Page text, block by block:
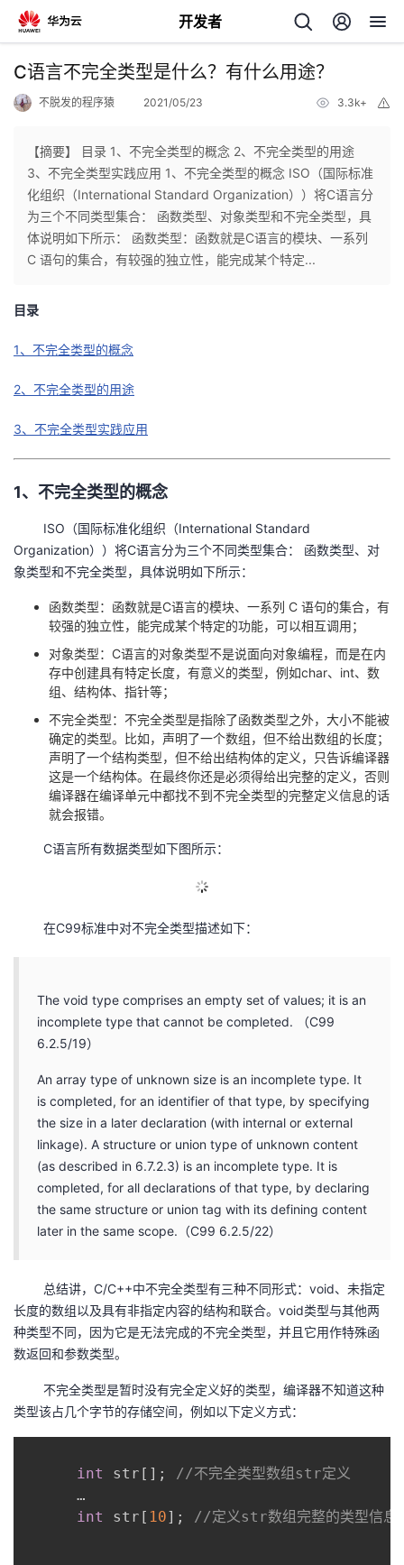
开发者
返
个
人
主
页
我
的
开
发
者
的
博
客
我
的
论
坛
我
的
圈
我
的
我
我
的
开
发
堂
我
的
我
我
的
Programs
我
的
我
的
技
我
的
C语言不完全类型是什么？有什么用途？
不脱发的程序猿 2021/05/23 3.3k+
【摘要】 目录 1、不完全类型的概念 2、不完全类型的用途
3、不完全类型实践应用 1、不完全类型的概念 ISO（国际标准
化组织（International Standard Organization））将C语言分
为三个不同类型集合： 函数类型、对象类型和不完全类型，具
体说明如下所示： 函数类型：函数就是C语言的模块、一系列
C 语句的集合，有较强的独立性，能完成某个特定...
目录
1、不完全类型的概念
2、不完全类型的用途
3、不完全类型实践应用
1、不完全类型的概念
ISO（国际标准化组织（International Standard
Organization））将C语言分为三个不同类型集合： 函数类型、对
象类型和不完全类型，具体说明如下所示：
函数类型：函数就是C语言的模块、一系列 C 语句的集合，有
较强的独立性，能完成某个特定的功能，可以相互调用；
对象类型：C语言的对象类型不是说面向对象编程，而是在内
存中创建具有特定长度，有意义的类型，例如char、int、数
组、结构体、指针等；
不完全类型：不完全类型是指除了函数类型之外，大小不能被
确定的类型。比如，声明了一个数组，但不给出数组的长度；
声明了一个结构类型，但不给出结构体的定义，只告诉编译器
这是一个结构体。在最终你还是必须得给出完整的定义，否则
编译器在编译单元中都找不到不完全类型的完整定义信息的话
就会报错。
C语言所有数据类型如下图所示：
在C99标准中对不完全类型描述如下：
The void type comprises an empty set of values; it is an
incomplete type that cannot be completed. （C99
6.2.5/19）
An array type of unknown size is an incomplete type. It
is completed, for an identifier of that type, by specifying
the size in a later declaration (with internal or external
linkage). A structure or union type of unknown content
(as described in 6.7.2.3) is an incomplete type. It is
completed, for all declarations of that type, by declaring
the same structure or union tag with its defining content
later in the same scope.（C99 6.2.5/22）
总结讲，C/C++中不完全类型有三种不同形式：void、未指定
长度的数组以及具有非指定内容的结构和联合。void类型与其他两
种类型不同，因为它是无法完成的不完全类型，并且它用作特殊函
数返回和参数类型。
不完全类型是暂时没有完全定义好的类型，编译器不知道这种
类型该占几个字节的存储空间，例如以下定义方式：
int str [ ] ;
//不完全类型数组str定义
      …
int
str [ 10] ; //定义str数组完整的类型信息